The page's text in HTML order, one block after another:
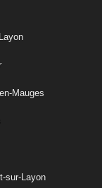
Mauges
sur-Layon